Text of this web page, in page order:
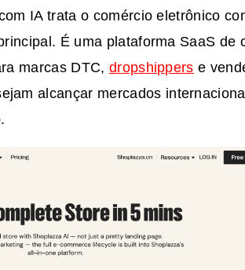
IA trata o comércio eletrônico
É uma plataforma SaaS de
marcas DTC, dropshippers e
alcançar mercados